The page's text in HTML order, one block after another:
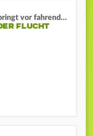
BaWü: Mann springt vor fahrendes Auto und schießt
FLUCHT